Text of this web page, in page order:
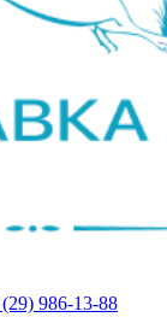
986-13-88